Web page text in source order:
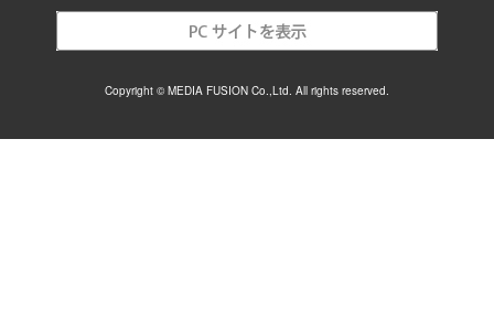
Copyright © MEDIA FUSION Co.,Ltd. All rights reserved.